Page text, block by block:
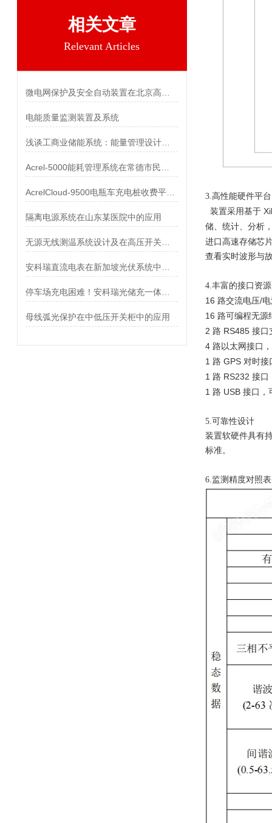
相关文章
Relevant Articles
电能质量监测装置及系统
隔离电源系统在山东某医院中的应用
母线弧光保护在中低压开关柜中的应用
3.高性能硬件平台
装置采用基于
储、统计、分析
进口高速存储芯
查看实时波形与
4.丰富的接口资源
16 路交流电压/电
16 路可编程无源
2 路 RS485 接口
4 路以太网接口
1 路 GPS 对时接
1 路 RS232 接口
1 路 USB 接口，
5.可靠性设计
装置软硬件具有
标准。
6.监测精度对照表